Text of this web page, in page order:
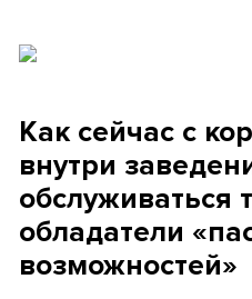
Как сейчас с
внутри
обслуживаться
обладатели
возможностей»